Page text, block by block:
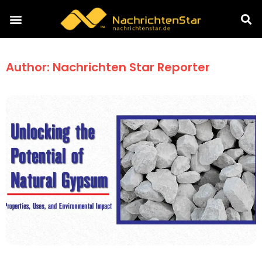
Author: Nachrichten Star Reporter